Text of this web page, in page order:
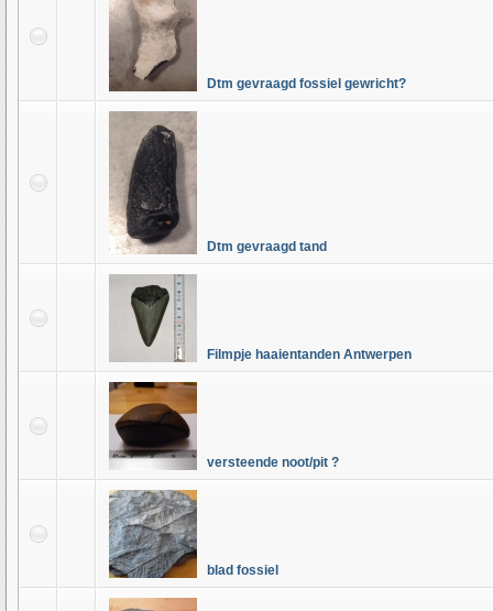
Dtm gevraagd fossiel gewricht?
Dtm gevraagd tand
Filmpje haaientanden Antwerpen
versteende noot/pit ?
blad fossiel